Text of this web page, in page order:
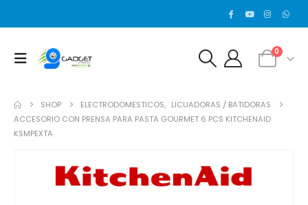
0
SHOP ELECTRODOMESTICOS, LICUADORAS / BATIDORAS
ACCESORIO CON PRENSA PARA PASTA GOURMET 6 PCS KITCHENAID
KSMPEXTA